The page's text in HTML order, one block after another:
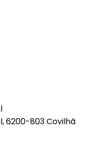
6200-803 Covilhã